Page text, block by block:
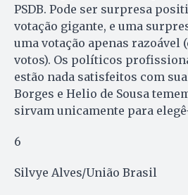
PSDB. Pode ser surpresa
votação gigante, e uma
uma votação apenas razoável
votos). Os políticos
estão nada satisfeitos com
Borges e Helio de Sousa
sirvam unicamente para
6
Silvye Alves/União Brasil